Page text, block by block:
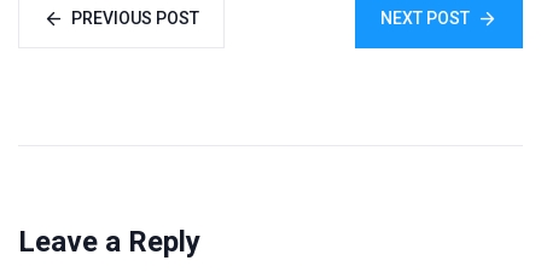
PREVIOUS POST NEXT POST
Leave a Reply